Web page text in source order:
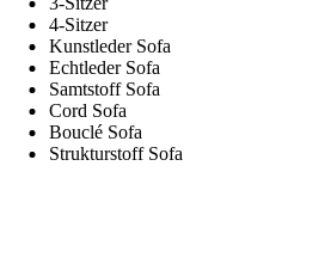
4-Sitzer
Kunstleder Sofa
Echtleder Sofa
Samtstoff Sofa
Cord Sofa
Bouclé Sofa
Strukturstoff Sofa